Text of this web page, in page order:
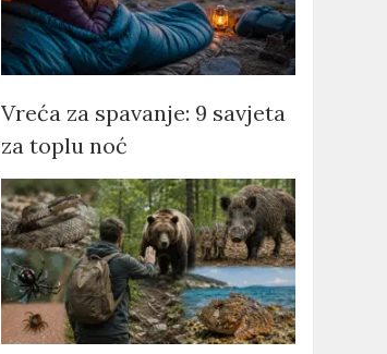
Vreća za spavanje: 9 savjeta
za toplu noć